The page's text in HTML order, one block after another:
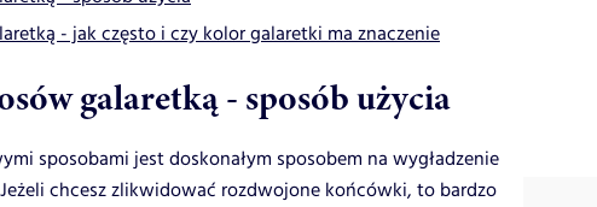
- jak często i czy kolor galaretki ma znaczenie
galaretką - sposób użycia
sposobami jest doskonałym sposobem na wygładzenie
chcesz zlikwidować rozdwojone końcówki, to bardzo